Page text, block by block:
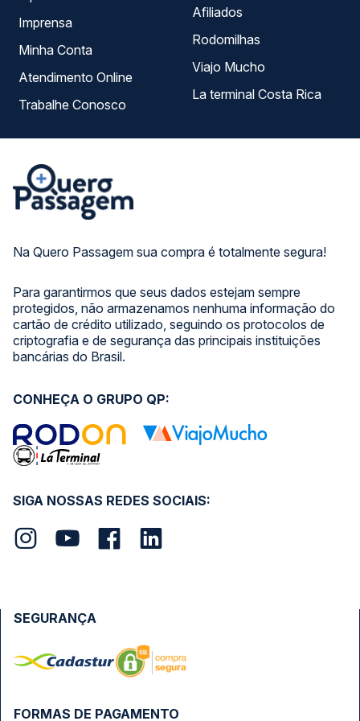
Na Quero Passagem sua compra é totalmente segura!
Para garantirmos que seus dados estejam sempre
protegidos, não armazenamos nenhuma informação do
cartão de crédito utilizado, seguindo os protocolos de
criptografia e de segurança das principais instituições
bancárias do Brasil.
Imprensa
Minha Conta
Atendimento Online
Trabalhe Conosco
Afiliados
Rodomilhas
Viajo Mucho
La terminal Costa Rica
SIGA NOSSAS REDES SOCIAIS:
CONHEÇA O GRUPO QP:
FORMAS DE PAGAMENTO
SEGURANÇA